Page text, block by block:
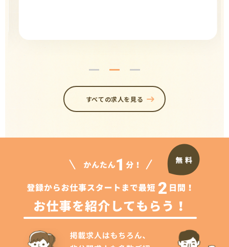
すべての求人を見る